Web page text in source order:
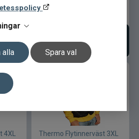
alla Spara val
1 590
Lägg i varukorgen
Thermo Flytinnerväst 3XL